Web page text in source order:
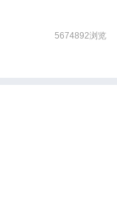
5674892浏览